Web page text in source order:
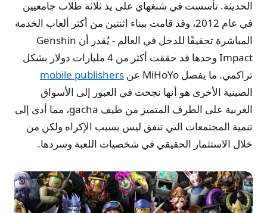
الحديثة. تأسست في شنغهاي على يد ثلاثة طلاب جامعيين
في عام 2012، وقد قامت ببناء اثنتين من أكثر ألعاب الخدمة
المباشرة تحقيقًا للدخل في العالم - يُقدر أن Genshin
Impact وحدها قد حققت أكثر من 4 مليارات دولار بشكل
تراكمي. ما يفصل MiHoYo عن
mobile publishers
الصينية الأخرى هو أنها نجحت في العبور إلى الأسواق
الغربية على الطرف المتميز من طيف gacha، مما أدى إلى
تنمية المجتمعات التي تنفق ليس بسبب الإكراه ولكن من
خلال الاستثمار الحقيقي في شخصيات اللعبة وسردها.